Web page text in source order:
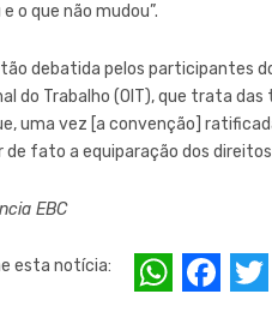
o que não mudou”.
debatida pelos participantes
do Trabalho (OIT), que trata
uma vez [a convenção]
de fato a equiparação dos
EBC
esta notícia:
W
F